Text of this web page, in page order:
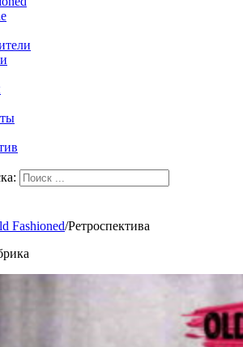
Fashioned/Ретроспектива